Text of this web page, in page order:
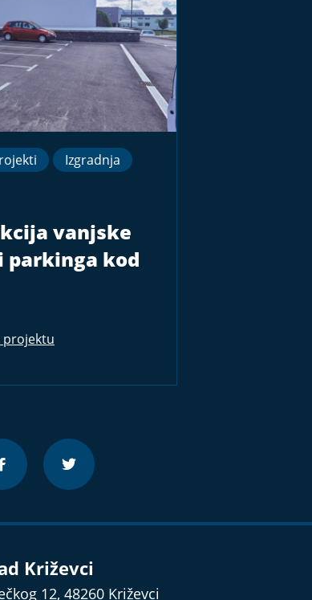
Izgradnja
vanjske
parkinga kod
projektu
Križevci
12, 48260 Križevci